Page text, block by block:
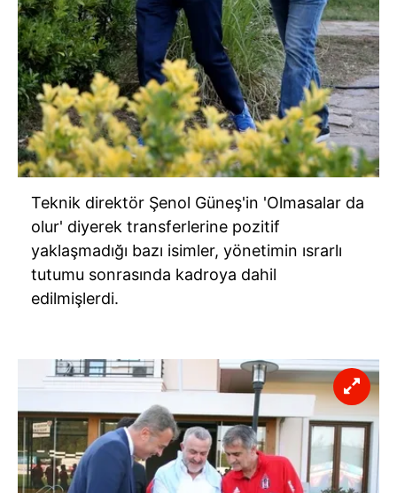
Teknik direktör Şenol Güneş'in 'Olmasalar da
olur' diyerek transferlerine pozitif
yaklaşmadığı bazı isimler, yönetimin ısrarlı
tutumu sonrasında kadroya dahil
edilmişlerdi.